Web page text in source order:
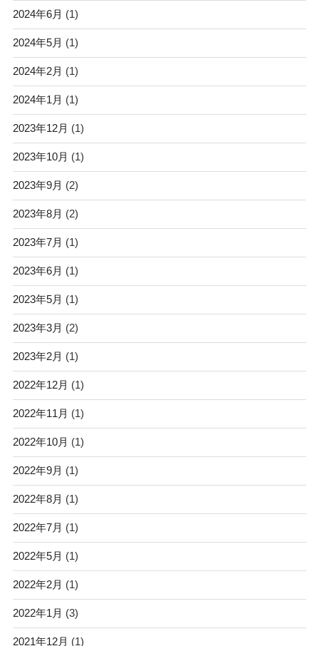
2024年6月 (1)
2024年5月 (1)
2024年2月 (1)
2024年1月 (1)
2023年12月 (1)
2023年10月 (1)
2023年9月 (2)
2023年8月 (2)
2023年7月 (1)
2023年6月 (1)
2023年5月 (1)
2023年3月 (2)
2023年2月 (1)
2022年12月 (1)
2022年11月 (1)
2022年10月 (1)
2022年9月 (1)
2022年8月 (1)
2022年7月 (1)
2022年5月 (1)
2022年2月 (1)
2022年1月 (3)
2021年12月 (1)